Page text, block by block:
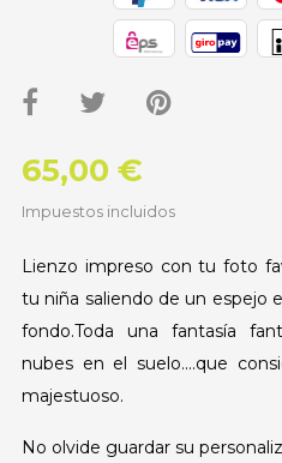
65,00 €
Impuestos incluidos
Lienzo impreso con tu foto
tu niña saliendo de un espejo
fondo.Toda una fantasía
nubes en el suelo....que
majestuoso.
No olvide guardar su